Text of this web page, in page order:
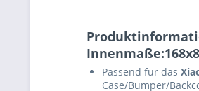
Passend für das
Case/Bumper/